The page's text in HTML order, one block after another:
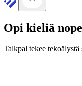
Opi kieliä
Talkpal tekee